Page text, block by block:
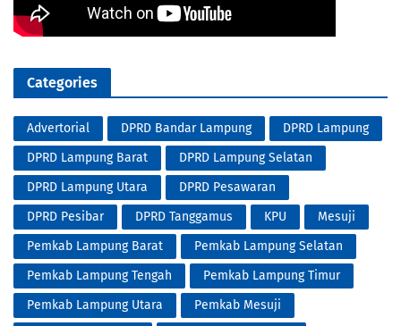
Categories
Advertorial DPRD Bandar Lampung
DPRD Lampung
DPRD Lampung Barat
DPRD Lampung Selatan
DPRD Lampung Utara
DPRD Pesawaran
DPRD Pesibar
DPRD Tanggamus KPU
Mesuji
Pemkab Lampung Barat
Pemkab Lampung Selatan
Pemkab Lampung Tengah
Pemkab Lampung Timur
Pemkab Lampung Utara
Pemkab Mesuji